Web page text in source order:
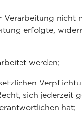
nicht
erfolgte,
werden;
sich jederzeit
hat;